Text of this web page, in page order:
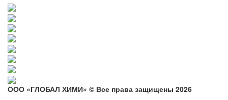
ООО «ГЛОБАЛ ХИМИ» © Все права защищены 2026